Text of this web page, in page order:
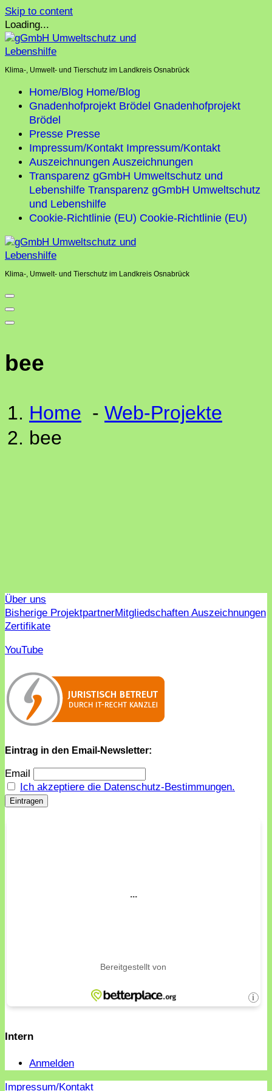
Skip to content
Loading...
Klima-, Umwelt- und Tierschutz im Landkreis Osnabrück
Home/Blog Home/Blog
Gnadenhofprojekt Brödel Gnadenhofprojekt
Brödel
Presse Presse
Impressum/Kontakt Impressum/Kontakt
Auszeichnungen Auszeichnungen
Transparenz gGmbH Umweltschutz und
Lebenshilfe Transparenz gGmbH Umweltschutz
und Lebenshilfe
Cookie-Richtlinie (EU) Cookie-Richtlinie (EU)
Klima-, Umwelt- und Tierschutz im Landkreis Osnabrück
bee
Home - Web-Projekte
bee
Über uns
Bisherige ProjektpartnerMitgliedschaften Auszeichnungen
Zertifikate
YouTube
Eintrag in den Email-Newsletter:
Email
Ich akzeptiere die Datenschutz-Bestimmungen.
Intern
Anmelden
Impressum/Kontakt